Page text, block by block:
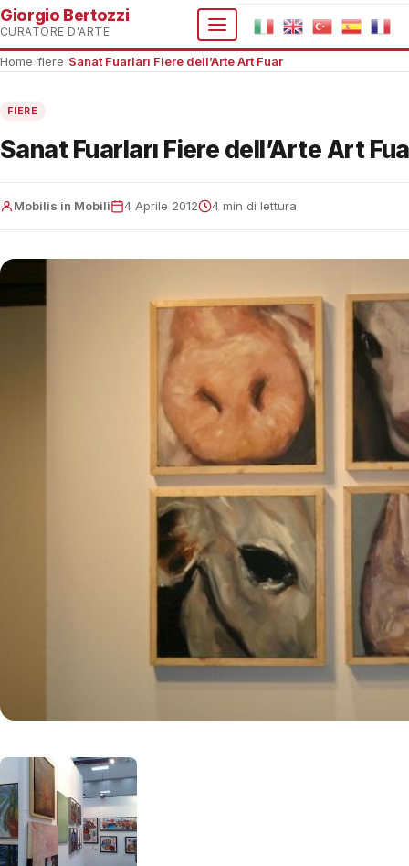
Giorgio Bertozzi
CURATORE D'ARTE
Home fiere Sanat Fuarları Fiere dell’Arte Art Fuar
FIERE
Sanat Fuarları Fiere dell’Arte Art
Mobilis in Mobili 4 Aprile 2012 4 min di lettura